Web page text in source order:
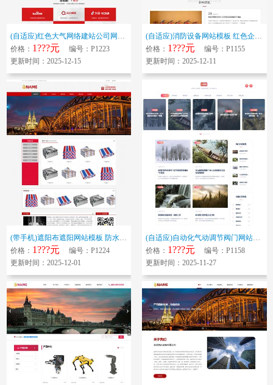
(自适应)红色大气网络建站公司网站模板 IT网络工作室网站源码下载
价格： 1???元 编号：P1223
更新时间：2025-12-15
(自适应)消防设备网站模板 红色企业产品网站源码下载
价格： 1???元 编号：P1155
更新时间：2025-12-11
(带手机)遮阳布遮阳网站模板 防水防晒布网站源码下载
价格： 1???元 编号：P1224
更新时间：2025-12-01
(自适应)自动化气动调节阀门网站模板 机器零件五金配件网站源码下载
价格： 1???元 编号：P1158
更新时间：2025-11-27